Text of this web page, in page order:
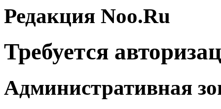
Редакция Noo.Ru
Требуется
Административная